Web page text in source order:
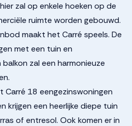
zal op enkele hoeken op de
ruimte worden gebouwd.
maakt het Carré speels. De
met een tuin en
zal een harmonieuze
Carré 18 eengezinswoningen
krijgen een heerlijke diepe tuin
of entresol. Ook komen er in